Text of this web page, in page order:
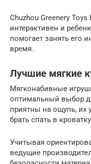
Chuzhou Greenery
интерактивен и
помогает занять его
время.
Лучшие мягкие
Мягконабивные
оптимальный выбор
приятны на ощупь, их
брать спать в
Учитывая
ведущие